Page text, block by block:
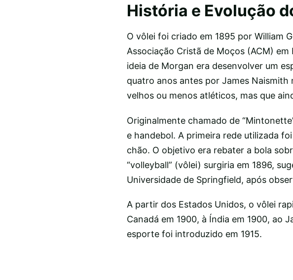
História e Evolução
O vôlei foi criado em 1895 por William
Associação Cristã de Moços (ACM)
ideia de Morgan era desenvolver um
quatro anos antes por James Naismith
velhos ou menos atléticos, mas que
Originalmente chamado de
e handebol. A primeira rede utilizada
chão. O objetivo era rebater a bola
“volleyball” (vôlei) surgiria em 1896,
Universidade de Springfield, após
A partir dos Estados Unidos, o vôlei
Canadá em 1900, à Índia em 1900, ao
esporte foi introduzido em 1915.